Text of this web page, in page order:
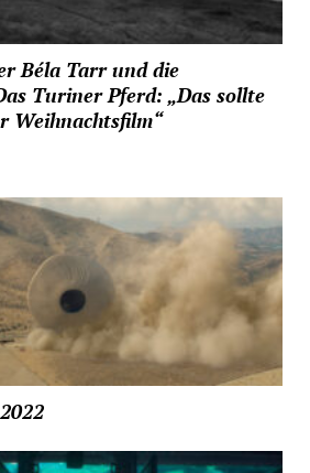
Béla Tarr und die
Turiner Pferd: „Das sollte
Weihnachtsfilm“